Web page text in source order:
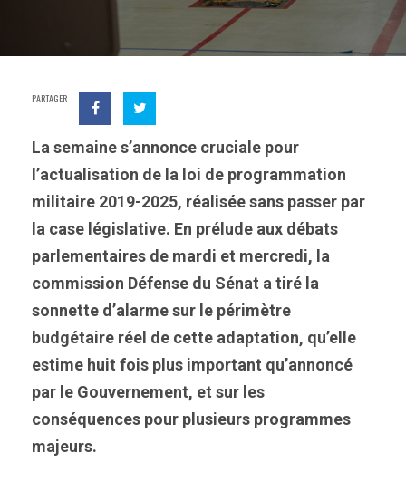
PARTAGER
La semaine s’annonce cruciale pour
l’actualisation de la loi de programmation
militaire 2019-2025, réalisée sans passer par
la case législative. En prélude aux débats
parlementaires de mardi et mercredi, la
commission Défense du Sénat a tiré la
sonnette d’alarme sur le périmètre
budgétaire réel de cette adaptation, qu’elle
estime huit fois plus important qu’annoncé
par le Gouvernement, et sur les
conséquences pour plusieurs programmes
majeurs.